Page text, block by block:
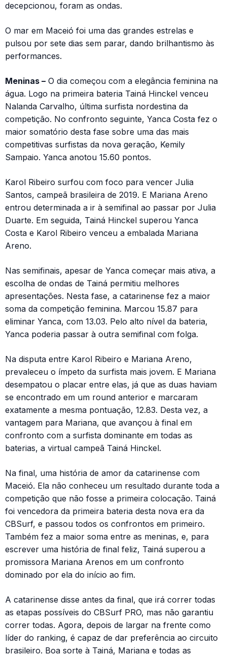
decepcionou, foram as ondas.
O mar em Maceió foi uma das grandes estrelas e
pulsou por sete dias sem parar, dando brilhantismo às
performances.
Meninas – O dia começou com a elegância feminina na
água. Logo na primeira bateria Tainá Hinckel venceu
Nalanda Carvalho, última surfista nordestina da
competição. No confronto seguinte, Yanca Costa fez o
maior somatório desta fase sobre uma das mais
competitivas surfistas da nova geração, Kemily
Sampaio. Yanca anotou 15.60 pontos.
Karol Ribeiro surfou com foco para vencer Julia
Santos, campeã brasileira de 2019. E Mariana Areno
entrou determinada a ir à semifinal ao passar por Julia
Duarte. Em seguida, Tainá Hinckel superou Yanca
Costa e Karol Ribeiro venceu a embalada Mariana
Areno.
Nas semifinais, apesar de Yanca começar mais ativa, a
escolha de ondas de Tainá permitiu melhores
apresentações. Nesta fase, a catarinense fez a maior
soma da competição feminina. Marcou 15.87 para
eliminar Yanca, com 13.03. Pelo alto nível da bateria,
Yanca poderia passar à outra semifinal com folga.
Na disputa entre Karol Ribeiro e Mariana Areno,
prevaleceu o ímpeto da surfista mais jovem. E Mariana
desempatou o placar entre elas, já que as duas haviam
se encontrado em um round anterior e marcaram
exatamente a mesma pontuação, 12.83. Desta vez, a
vantagem para Mariana, que avançou à final em
confronto com a surfista dominante em todas as
baterias, a virtual campeã Tainá Hinckel.
Na final, uma história de amor da catarinense com
Maceió. Ela não conheceu um resultado durante toda a
competição que não fosse a primeira colocação. Tainá
foi vencedora da primeira bateria desta nova era da
CBSurf, e passou todos os confrontos em primeiro.
Também fez a maior soma entre as meninas, e, para
escrever uma história de final feliz, Tainá superou a
promissora Mariana Arenos em um confronto
dominado por ela do início ao fim.
A catarinense disse antes da final, que irá correr todas
as etapas possíveis do CBSurf PRO, mas não garantiu
correr todas. Agora, depois de largar na frente como
líder do ranking, é capaz de dar preferência ao circuito
brasileiro. Boa sorte à Tainá, Mariana e todas as